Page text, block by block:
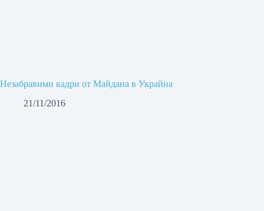
Незабравими кадри от Майдана в Украйна
21/11/2016